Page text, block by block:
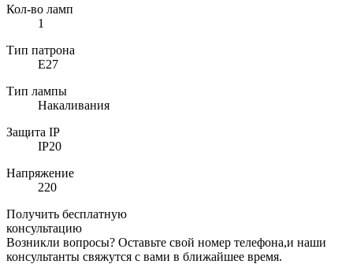
Кол-во ламп
1
Тип патрона
E27
Тип лампы
Накаливания
Защита IP
IP20
Напряжение
220
Получить бесплатную
консультацию
Возникли вопросы? Оставьте свой номер телефона,и наши
консультанты свяжутся с вами в ближайшее время.